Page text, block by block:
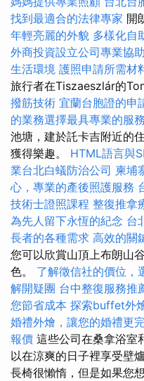
找到最適合的法律專家 開
年輕亮麗的外貌 多樣化自
外商投資設立公司專業協助
生活環境 護照申請所需材
旅行者在Tiszaeszlár的
撥筋技術 宜蘭台胞證的申
的業務選擇最具專業的服務
池塘，建於託卡吉附近的
獲得樂趣。 HTML語言與
業台北白蟻防治公司 柬埔
心，專業的產後照護服務
技術士證照課程 整復推拿
為先人留下永恆的紀念 台
長者的各種需求 高效的關
您可以欣賞山頂上布朗山
色。 了解徵信社的價位，
解開疑團 台中整復服務推
您節省成本 探索buffet外
婚禮外燴，讓您的婚禮更
報價 這些公司在桑拿浴室
以在涼爽的日子裡享受壁
長椅很懶惰，但是如果您